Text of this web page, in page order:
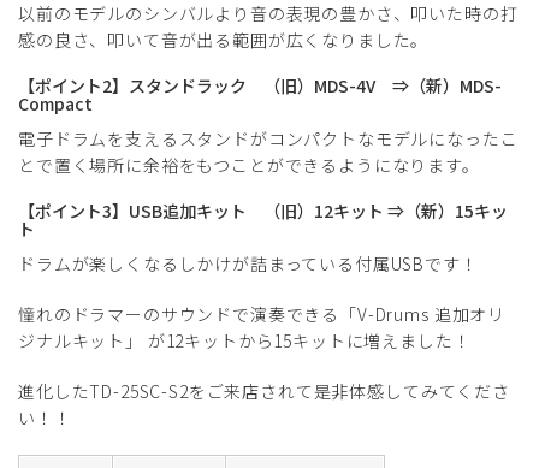
以前のモデルのシンバルより音の表現の豊かさ、叩いた時の打
感の良さ、叩いて音が出る範囲が広くなりました。
【ポイント2】スタンドラック （旧）MDS-4V ⇒（新）MDS-
Compact
電子ドラムを支えるスタンドがコンパクトなモデルになったこ
とで置く場所に余裕をもつことができるようになります。
【ポイント3】USB追加キット （旧）12キット ⇒（新）15キッ
ト
ドラムが楽しくなるしかけが詰まっている付属USBです！
憧れのドラマーのサウンドで演奏できる「V-Drums 追加オリ
ジナルキット」 が12キットから15キットに増えました！
進化したTD-25SC-S2をご来店されて是非体感してみてくださ
い！！